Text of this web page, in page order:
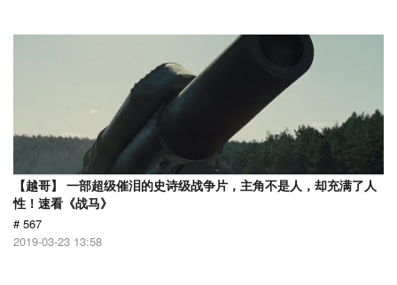
【越哥】 一部超级催泪的史诗级战争片，主角不是人，却充满了人
性！速看《战马》
# 567
2019-03-23 13:58